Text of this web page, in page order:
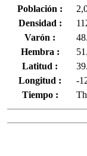
Población :
Densidad :
Varón :
Hembra :
Latitud :
Longitud :
-
Tiempo :